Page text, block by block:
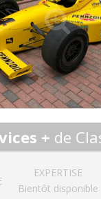
+ de
EXPERTISE
Bientôt disponible